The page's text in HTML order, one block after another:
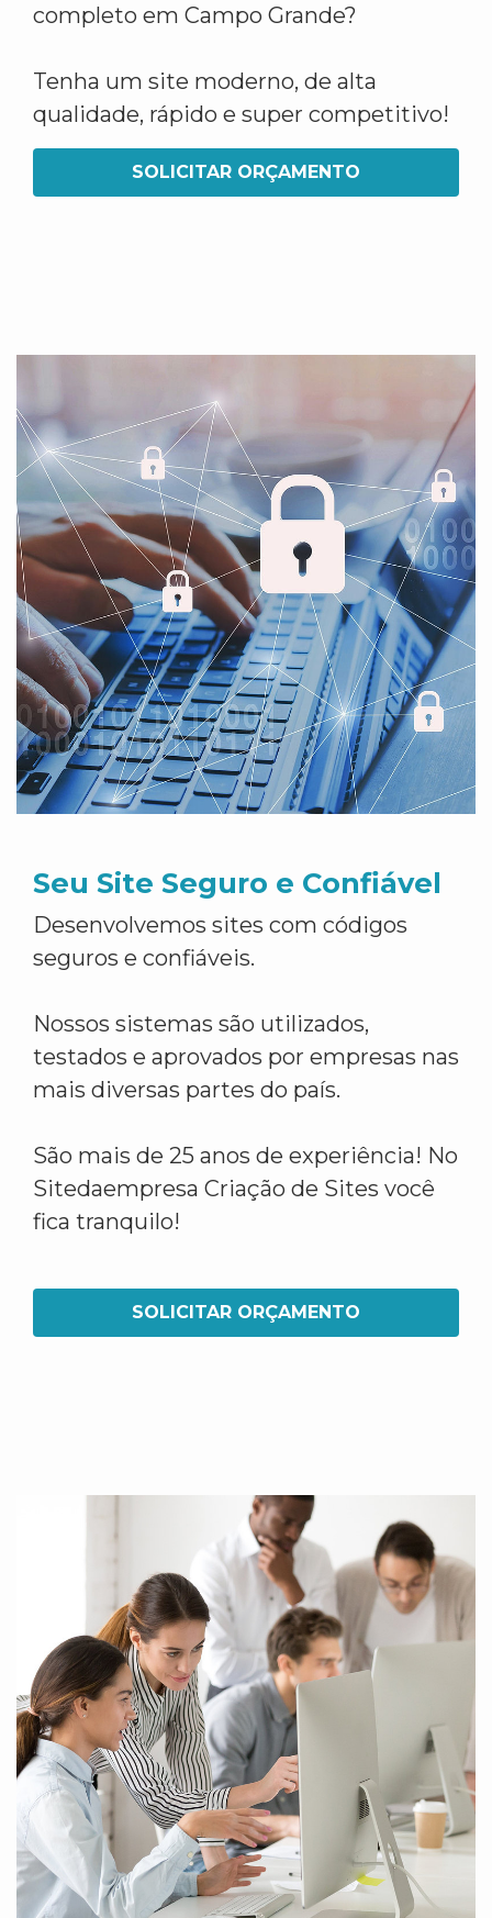
completo em Campo Grande?
Tenha um site moderno, de alta
qualidade, rápido e super competitivo!
SOLICITAR ORÇAMENTO
Seu Site Seguro e Confiável
Desenvolvemos sites com códigos
seguros e confiáveis.
Nossos sistemas são utilizados,
testados e aprovados por empresas nas
mais diversas partes do país.
São mais de 25 anos de experiência! No
Sitedaempresa Criação de Sites você
fica tranquilo!
SOLICITAR ORÇAMENTO